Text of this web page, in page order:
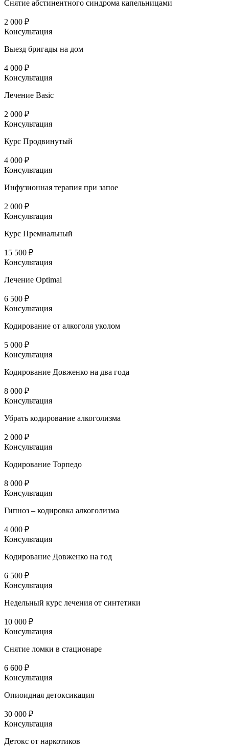
Снятие абстинентного синдрома капельницами
2 000 ₽
Консультация
Выезд бригады на дом
4 000 ₽
Консультация
Лечение Basic
2 000 ₽
Консультация
Курс Продвинутый
4 000 ₽
Консультация
Инфузионная терапия при запое
2 000 ₽
Консультация
Курс Премиальный
15 500 ₽
Консультация
Лечение Optimal
6 500 ₽
Консультация
Кодирование от алкоголя уколом
5 000 ₽
Консультация
Кодирование Довженко на два года
8 000 ₽
Консультация
Убрать кодирование алкоголизма
2 000 ₽
Консультация
Кодирование Торпедо
8 000 ₽
Консультация
Гипноз – кодировка алкоголизма
4 000 ₽
Консультация
Кодирование Довженко на год
6 500 ₽
Консультация
Недельный курс лечения от синтетики
10 000 ₽
Консультация
Снятие ломки в стационаре
6 600 ₽
Консультация
Опиоидная детоксикация
30 000 ₽
Консультация
Детокс от наркотиков